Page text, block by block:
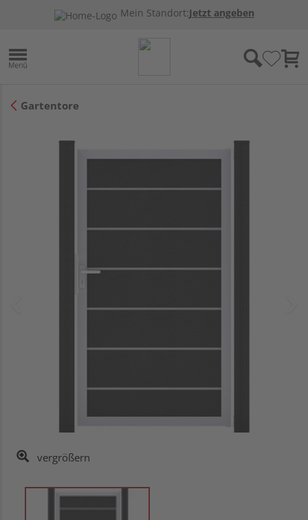
Mein Standort:Jetzt angeben
Gartentore
vergrößern